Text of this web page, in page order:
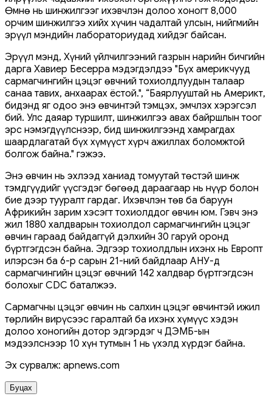
Өмнө нь шинжилгээг ихэвчлэн долоо хоногт 8,000
орчим шинжилгээ хийх хүчин чадалтай улсын, нийгмийн
эрүүл мэндийн лабораториудад хийдэг байсан.
Эрүүл мэнд, Хүний ​​​​үйлчилгээний газрын нарийн бичгийн
дарга Хавиер Бесерра мэдэгдэлдээ "Бүх америкчууд
сармагчингийн цэцэг өвчний тохиолдлуудын талаар
санаа тавих, анхаарах ёстой.", “Баярлууштай нь Америкт,
бидэнд яг одоо энэ өвчинтэй тэмцэх, эмчлэх хэрэгсэл
бий. Улс даяар туршилт, шинжилгээ авах байршлын тоог
эрс нэмэгдүүлснээр, бид шинжилгээнд хамрагдах
шаардлагатай бүх хүмүүст хүрч ажиллах боломжтой
болгож байна." гэжээ.
Энэ өвчин нь эхлээд ханиад томуутай төстэй шинж
тэмдгүүдийг үүсгэдэг бөгөөд дараагаар нь нүүр болон
бие дээр тууралт гардаг. Ихэвчлэн төв ба баруун
Африкийн зарим хэсэгт тохиолддог өвчин юм. Гэвч энэ
жил 1880 халдварын тохиолдол сармагчингийн цэцэг
өвчин гараад байдаггүй дэлхийн 30 гаруй оронд
бүртгэгдсэн байна. Эдгээр тохиолдлын ихэнх нь Европт
илэрсэн ба 6-р сарын 21-ний байдлаар АНУ-д
сармагчингийн цэцэг өвчний 142 халдвар бүртгэгдсэн
болохыг CDC баталжээ.
Сармагчны цэцэг өвчин нь салхин цэцэг өвчинтэй ижил
төрлийн вирүсээс гаралтай ба ихэнх хүмүүс хэдэн
долоо хоногийн дотор эдгэрдэг ч ДЭМБ-ын
мэдээлснээр 10 хүн тутмын 1 нь үхэлд хүрдэг байна.
Эх сурвалж: apnews.com
Буцах